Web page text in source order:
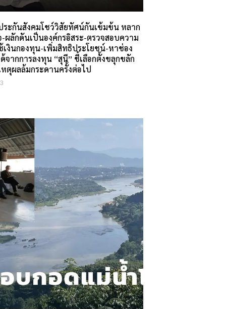
ระกันสังคมโชว์วิสัยทัศน์กันเข้มข้น หลาก
ผลักดันเป็นองค์กรอิสระ-ตรวจสอบความ
เงินกองทุน-เพิ่มสิทธิประโยชน์-หาช่อง
จากการลงทุน “สุนี” ชี้เลือกตั้งขลุกขลัก
ตุผลล้มกระดานครั้งต่อไป